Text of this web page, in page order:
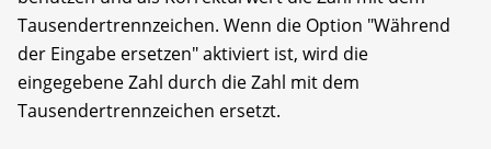
Tausendertrennzeichen. Wenn die Option "Während
der Eingabe ersetzen" aktiviert ist, wird die
eingegebene Zahl durch die Zahl mit dem
Tausendertrennzeichen ersetzt.